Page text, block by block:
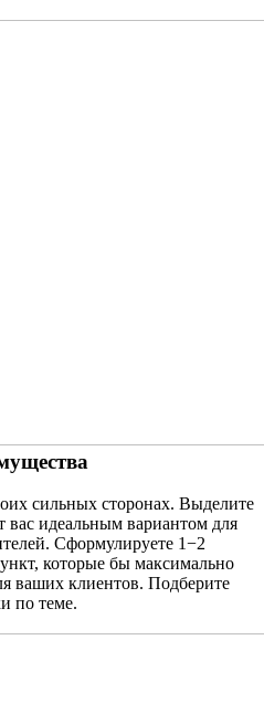
сильных сторонах. Выделите
вас идеальным вариантом для
Сформулируете 1−2
которые бы максимально
ваших клиентов. Подберите
по теме.